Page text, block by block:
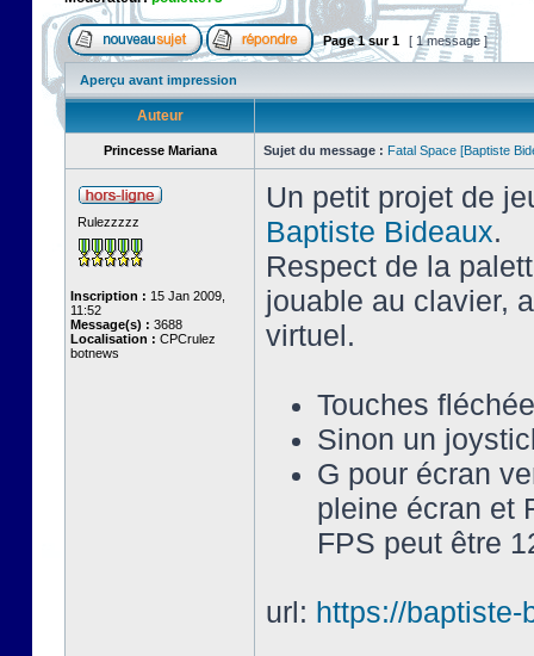
Page1sur1 [ 1 message ]
Aperçu avant impression
Auteur
Princesse Mariana Sujet du message : Fatal Space [Baptiste
Rulezzzzz
Inscription : 15 Jan 2009,
11:52
Message(s) : 3688
Localisation : CPCrulez
botnews
Un petit projet de
Baptiste Bideaux.
Respect de la
jouable au clavier,
virtuel.
Touches
Sinon un
G pour écran
pleine écran et
FPS peut être
url: https://